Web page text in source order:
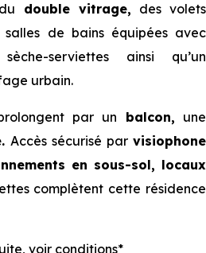
double vitrage, des volets
salles de bains équipées avec
serviettes ainsi qu’un
urbain.
par un balcon, une
Accès sécurisé parvisiophone
en sous-sol, locaux
complètent cette résidence
voir conditions*